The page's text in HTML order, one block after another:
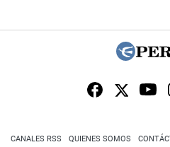
CANALES RSS QUIENES SOMOS